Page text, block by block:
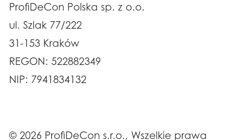
ProfiDeCon Polska sp. z o.o.
ul. Szlak 77/222
31-153 Kraków
REGON: 522882349
NIP: 7941834132
© 2026 ProfiDeCon s.r.o., Wszelkie prawa